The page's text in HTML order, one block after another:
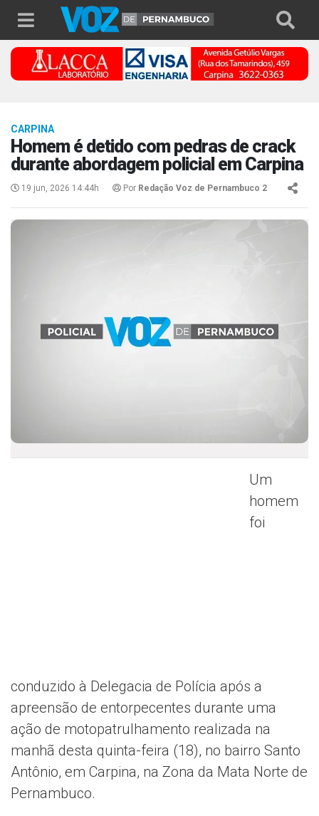
CARPINA
Homem é detido com pedras de crack
durante abordagem policial em Carpina
19 jun, 2026 14:44h Por Redação Voz de Pernambuco 2
Um
homem
foi
conduzido à Delegacia de Polícia após a
apreensão de entorpecentes durante uma
ação de motopatrulhamento realizada na
manhã desta quinta-feira (18), no bairro Santo
Antônio, em Carpina, na Zona da Mata Norte de
Pernambuco.